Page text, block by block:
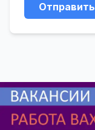
Отправить